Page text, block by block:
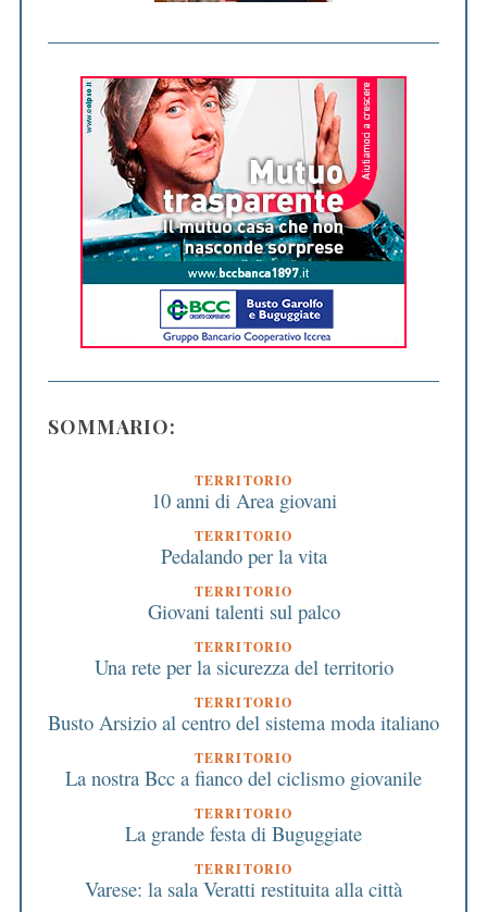
SOMMARIO:
TERRITORIO
10 anni di Area giovani
TERRITORIO
Pedalando per la vita
TERRITORIO
Giovani talenti sul palco
TERRITORIO
Una rete per la sicurezza del territorio
TERRITORIO
Busto Arsizio al centro del sistema moda italiano
TERRITORIO
La nostra Bcc a fianco del ciclismo giovanile
TERRITORIO
La grande festa di Buguggiate
TERRITORIO
Varese: la sala Veratti restituita alla città